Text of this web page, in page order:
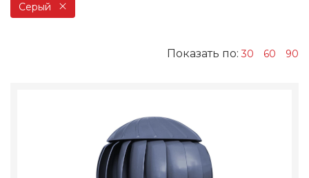
Серый
Показать по:30 60 90